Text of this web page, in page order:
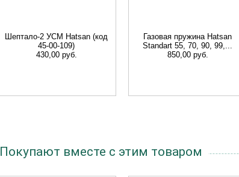
Шептало-2 УСМ Hatsan (код
45-00-109)
430,00 руб.
Газовая пружина Hatsan
Standart 55, 70, 90, 99,...
850,00 руб.
Покупают вместе с этим товаром